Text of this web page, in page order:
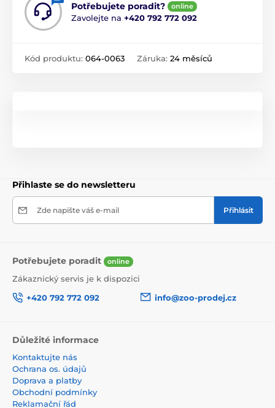
Potřebujete poradit? online
Zavolejte na +420 792 772 092
Kód produktu: 064-0063 Záruka: 24 měsíců
Přihlaste se do newsletteru
Zde napište váš e-mail Přihlásit
Potřebujete poradit online
Zákaznický servis je k dispozici
+420 792 772 092
info@zoo-prodej.cz
Důležité informace
Kontaktujte nás
Ochrana os. údajů
Doprava a platby
Obchodní podmínky
Reklamační řád